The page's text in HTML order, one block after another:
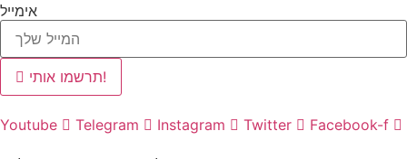
אימייל
תרשמו אותי!
Youtube Telegram Instagram Twitter Facebook-f